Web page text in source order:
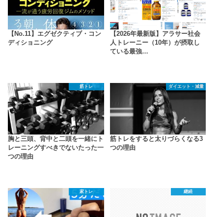
【No.11】エグゼクティブ・コン
ディショニング
【2026年最新版】アラサー社会
人トレーニー（10年）が摂取し
ている最強…
筋トレ
胸と三頭、背中と二頭を一緒にト
レーニングすべきでないたった一
つの理由
ダイエット・減量
筋トレをすると太りづらくなる3
つの理由
家トレ 継続